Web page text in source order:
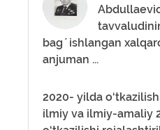
bagʼishlangan
anjuman ...
2020- yilda
ilmiy va ilmiy-amaliy